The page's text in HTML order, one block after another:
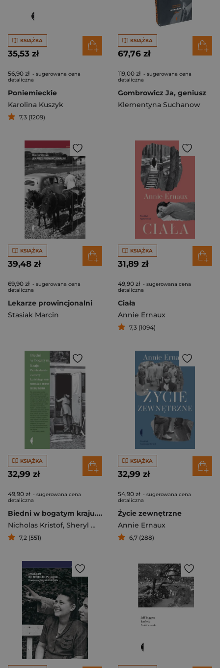
KSIĄŻKA
35,53 zł
56,90 zł - sugerowana cena
detaliczna
Poniemieckie
Karolina Kuszyk
7,3 (1209)
KSIĄŻKA
67,76 zł
119,00 zł - sugerowana cena
detaliczna
Gombrowicz Ja, geniusz
Klementyna Suchanow
KSIĄŻKA
39,48 zł
69,90 zł - sugerowana cena
detaliczna
Lekarze prowincjonalni
Stasiak Marcin
KSIĄŻKA
31,89 zł
49,90 zł - sugerowana cena
detaliczna
Ciała
Annie Ernaux
7,3 (1094)
KSIĄŻKA
32,99 zł
49,90 zł - sugerowana cena
detaliczna
Biedni w bogatym kraju. Przebudzenie z amerykańskiego snu
Nicholas Kristof, Sheryl WuDunn
7,2 (551)
KSIĄŻKA
32,99 zł
54,90 zł - sugerowana cena
detaliczna
Życie zewnętrzne
Annie Ernaux
6,7 (288)